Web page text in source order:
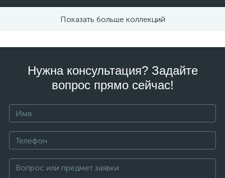
Показать больше коллекций
Нужна консультация? Задайте
вопрос прямо сейчас!